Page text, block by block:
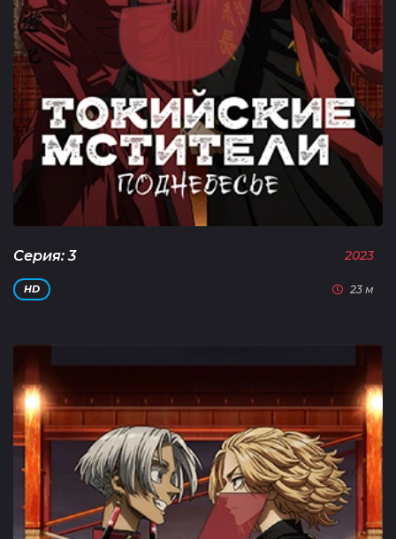
Серия: 3 2023
HD 23 м